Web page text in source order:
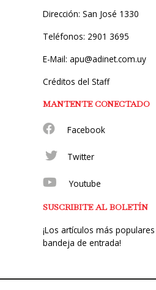
Dirección: San José 1330
Teléfonos: 2901 3695
E-Mail: apu@adinet.com.uy
Créditos del Staff
MANTENTE CONECTADO
Facebook
Twitter
Youtube
SUSCRIBITE AL BOLETÍN
¡Los artículos más
bandeja de entrada!